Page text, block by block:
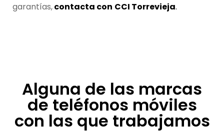
garantías,contacta con CCI Torrevieja.
Alguna de las marcas
de teléfonos móviles
con las que trabajamos